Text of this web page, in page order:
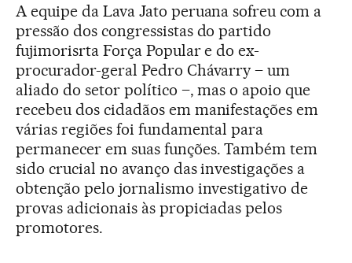
A equipe da Lava Jato peruana sofreu com a
pressão dos congressistas do partido
fujimorisrta Força Popular e do ex-
procurador-geral Pedro Chávarry – um
aliado do setor político –, mas o apoio que
recebeu dos cidadãos em manifestações em
várias regiões foi fundamental para
permanecer em suas funções. Também tem
sido crucial no avanço das investigações a
obtenção pelo jornalismo investigativo de
provas adicionais às propiciadas pelos
promotores.